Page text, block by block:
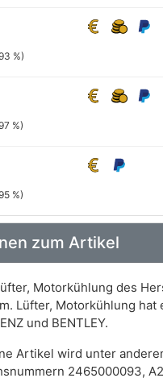
%)
%)
%)
zum Artikel
Motorkühlung des
Lüfter, Motorkühlung
und BENTLEY.
Artikel wird unter
2465000093,